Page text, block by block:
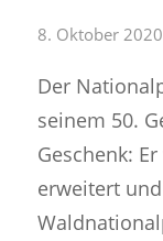
8. Oktober 2020
Der
seinem 50.
Geschenk:
erweitert